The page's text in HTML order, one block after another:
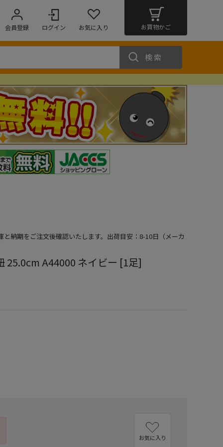
会員登録 ログイン お気に入り お買物かご
検索
納期をご注文後確認いたします。出荷目安：8-10日（メーカ
25.0cm A44000 ネイビー [1足]
お気に入り